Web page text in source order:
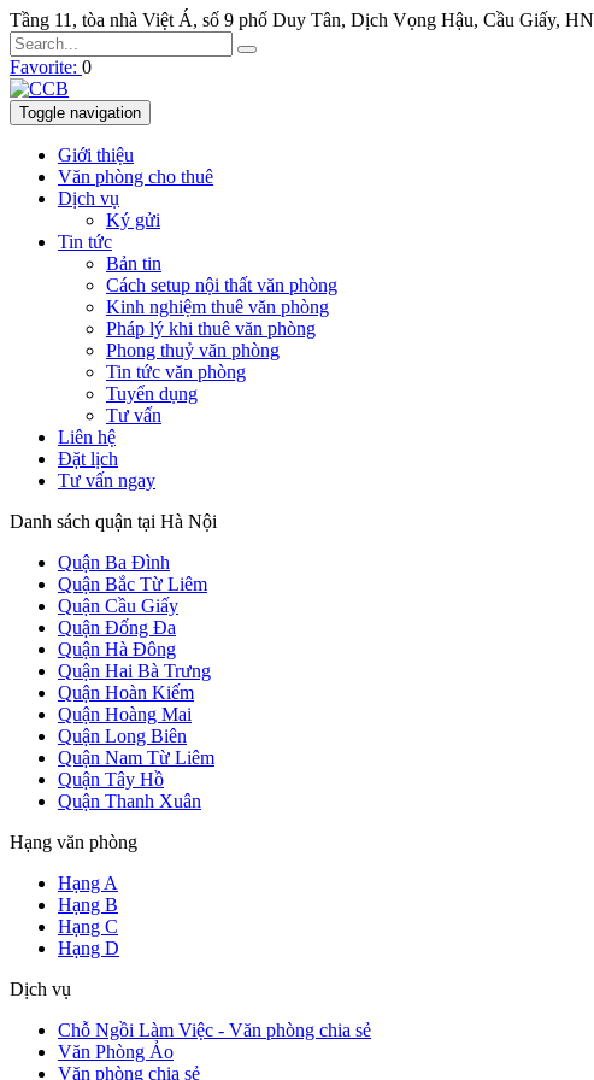
Tầng 11, tòa nhà Việt Á, số 9 phố Duy Tân, Dịch Vọng Hậu, Cầu Giấy, HN
Favorite: 0
Toggle navigation
Giới thiệu
Văn phòng cho thuê
Dịch vụ
Ký gửi
Tin tức
Bản tin
Cách setup nội thất văn phòng
Kinh nghiệm thuê văn phòng
Pháp lý khi thuê văn phòng
Phong thuỷ văn phòng
Tin tức văn phòng
Tuyển dụng
Tư vấn
Liên hệ
Đặt lịch
Tư vấn ngay
Danh sách quận tại Hà Nội
Quận Ba Đình
Quận Bắc Từ Liêm
Quận Cầu Giấy
Quận Đống Đa
Quận Hà Đông
Quận Hai Bà Trưng
Quận Hoàn Kiếm
Quận Hoàng Mai
Quận Long Biên
Quận Nam Từ Liêm
Quận Tây Hồ
Quận Thanh Xuân
Hạng văn phòng
Hạng A
Hạng B
Hạng C
Hạng D
Dịch vụ
Chỗ Ngồi Làm Việc - Văn phòng chia sẻ
Văn Phòng Ảo
Văn phòng chia sẻ